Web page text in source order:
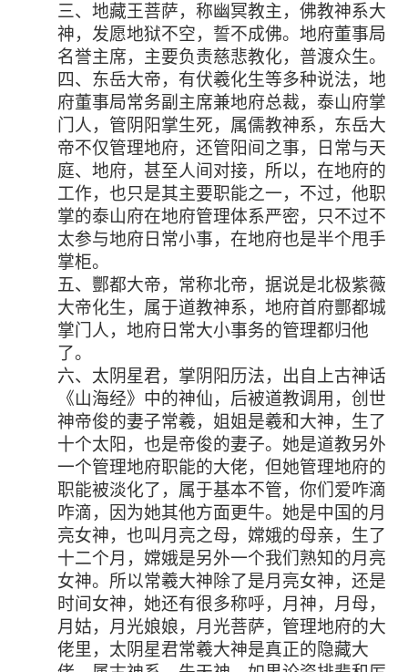
三、地藏王菩萨，称幽冥教主，佛教神系大
神，发愿地狱不空，誓不成佛。地府董事局
名誉主席，主要负责慈悲教化，普渡众生。
四、东岳大帝，有伏羲化生等多种说法，地
府董事局常务副主席兼地府总裁，泰山府掌
门人，管阴阳掌生死，属儒教神系，东岳大
帝不仅管理地府，还管阳间之事，日常与天
庭、地府，甚至人间对接，所以，在地府的
工作，也只是其主要职能之一，不过，他职
掌的泰山府在地府管理体系严密，只不过不
太参与地府日常小事，在地府也是半个甩手
掌柜。
五、酆都大帝，常称北帝，据说是北极紫薇
大帝化生，属于道教神系，地府首府酆都城
掌门人，地府日常大小事务的管理都归他
了。
六、太阴星君，掌阴阳历法，出自上古神话
《山海经》中的神仙，后被道教调用，创世
神帝俊的妻子常羲，姐姐是羲和大神，生了
十个太阳，也是帝俊的妻子。她是道教另外
一个管理地府职能的大佬，但她管理地府的
职能被淡化了，属于基本不管，你们爱咋滴
咋滴，因为她其他方面更牛。她是中国的月
亮女神，也叫月亮之母，嫦娥的母亲，生了
十二个月，嫦娥是另外一个我们熟知的月亮
女神。所以常羲大神除了是月亮女神，还是
时间女神，她还有很多称呼，月神，月母，
月姑，月光娘娘，月光菩萨，管理地府的大
佬里，太阴星君常羲大神是真正的隐藏大